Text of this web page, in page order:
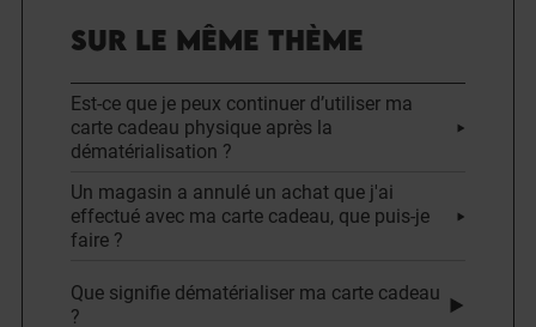
SUR LE MÊME THÈME
Est-ce que je peux continuer d’utiliser ma
carte cadeau physique après la
dématérialisation ?
Un magasin a annulé un achat que j'ai
effectué avec ma carte cadeau, que puis-je
faire ?
Que signifie dématérialiser ma carte cadeau
?